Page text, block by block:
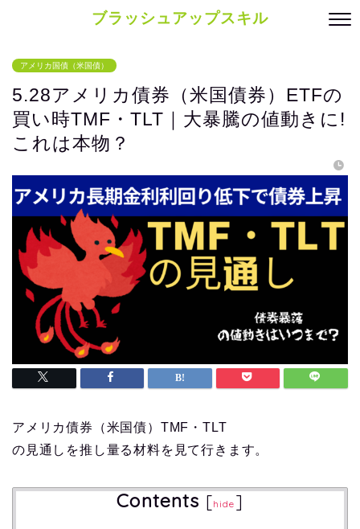
ブラッシュアップスキル
アメリカ国債（米国債）
5.28アメリカ債券（米国債券）ETFの
買い時TMF・TLT｜大暴騰の値動きに!
これは本物？
アメリカ債券（米国債）TMF・TLT
の見通しを推し量る材料を見て行きます。
Contents [hide ]